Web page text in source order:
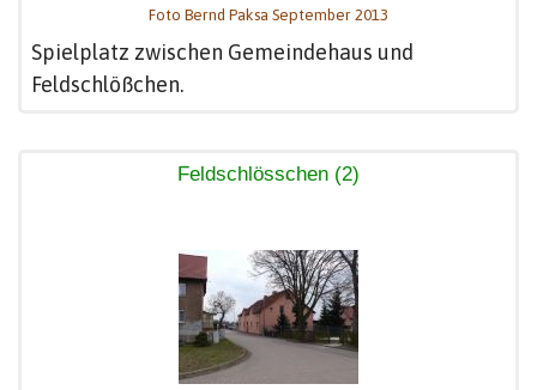
Foto Bernd Paksa September 2013
Spielplatz zwischen Gemeindehaus und
Feldschlößchen.
Feldschlösschen (2)